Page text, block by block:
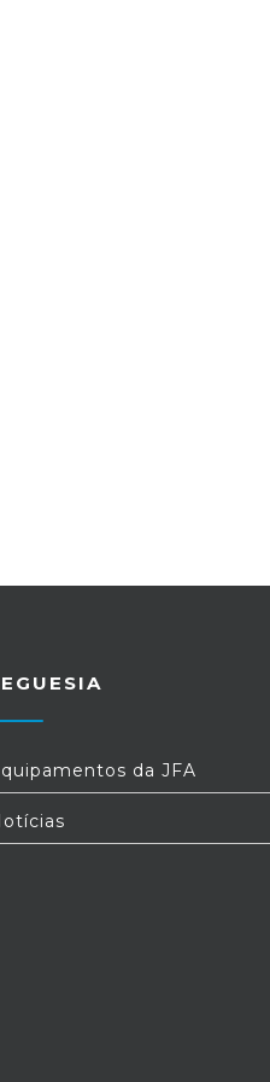
da JFA